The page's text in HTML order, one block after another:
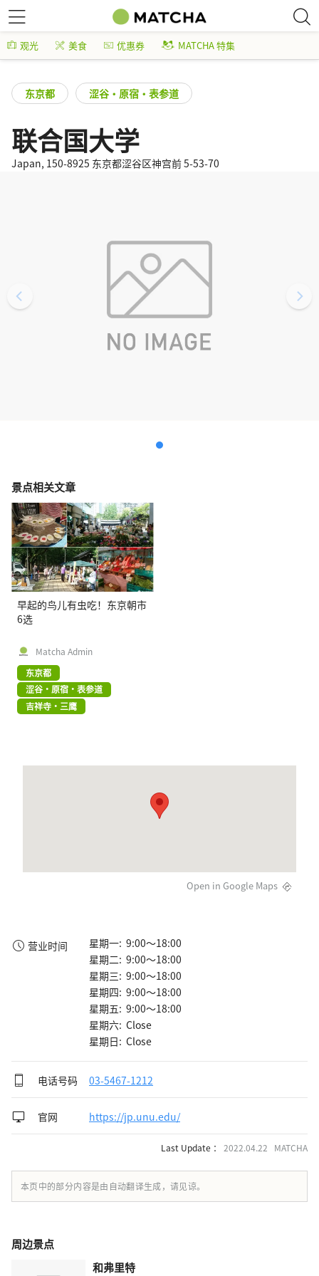
观光 美食 优惠券 MATCHA 特集
东京都 涩谷・原宿・表参道
联合国大学
Japan, 150-8925 东京都涩谷区神宫前 5-53-70
景点相关文章
早起的鸟儿有虫吃！东京朝市
6选
Matcha Admin
东京都
涩谷・原宿・表参道
吉祥寺・三鹰
Open in Google Maps
营业时间
星期一: 9:00～18:00
星期二: 9:00～18:00
星期三: 9:00～18:00
星期四: 9:00～18:00
星期五: 9:00～18:00
星期六: Close
星期日: Close
电话号码 03-5467-1212
官网 https://jp.unu.edu/
Last Update ： 2022.04.22 MATCHA
本页中的部分内容是由自动翻译生成，请见谅。
周边景点
和弗里特